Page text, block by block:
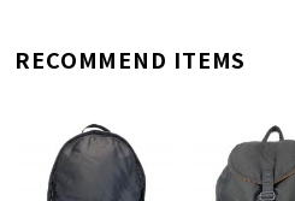
RECOMMEND ITEMS